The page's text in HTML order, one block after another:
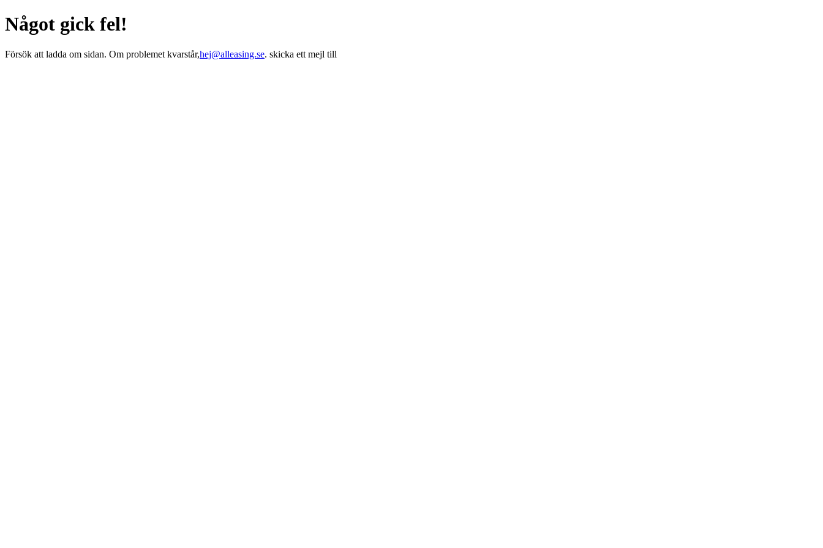
Något gick fel!
Försök att ladda om sidan. Om problemet kvarstår,hej@alleasing.se. skicka ett mejl till